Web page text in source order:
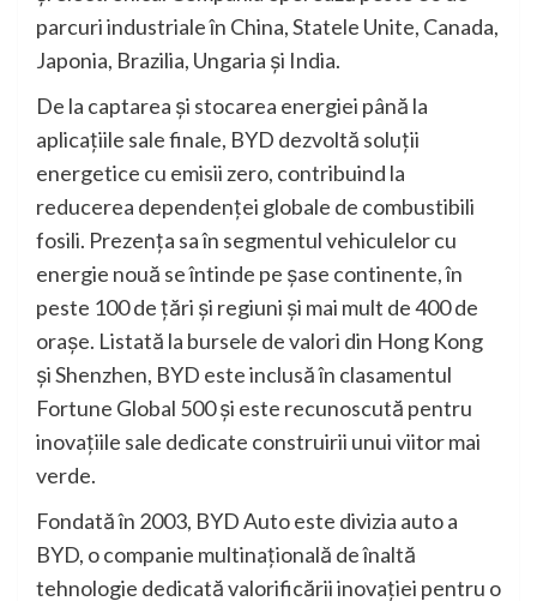
parcuri industriale în China, Statele Unite, Canada,
Japonia, Brazilia, Ungaria și India.
De la captarea și stocarea energiei până la
aplicațiile sale finale, BYD dezvoltă soluții
energetice cu emisii zero, contribuind la
reducerea dependenței globale de combustibili
fosili. Prezența sa în segmentul vehiculelor cu
energie nouă se întinde pe șase continente, în
peste 100 de țări și regiuni și mai mult de 400 de
orașe. Listată la bursele de valori din Hong Kong
și Shenzhen, BYD este inclusă în clasamentul
Fortune Global 500 și este recunoscută pentru
inovațiile sale dedicate construirii unui viitor mai
verde.
Fondată în 2003, BYD Auto este divizia auto a
BYD, o companie multinațională de înaltă
tehnologie dedicată valorificării inovației pentru o